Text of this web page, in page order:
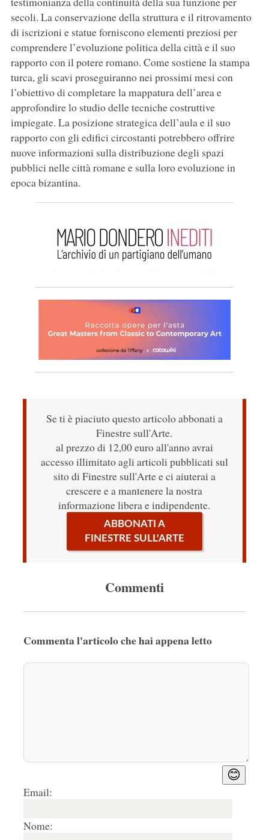
secoli. La conservazione della struttura e il ritrovamento
di iscrizioni e statue forniscono elementi preziosi per
comprendere l’evoluzione politica della città e il suo
rapporto con il potere romano. Come sostiene la stampa
turca, gli scavi proseguiranno nei prossimi mesi con
l’obiettivo di completare la mappatura dell’area e
approfondire lo studio delle tecniche costruttive
impiegate. La posizione strategica dell’aula e il suo
rapporto con gli edifici circostanti potrebbero offrire
nuove informazioni sulla distribuzione degli spazi
pubblici nelle città romane e sulla loro evoluzione in
epoca bizantina.
Se ti è piaciuto questo articolo abbonati a
Finestre sull'Arte.
al prezzo di 12,00 euro all'anno avrai
accesso illimitato agli articoli pubblicati sul
sito di Finestre sull'Arte e ci aiuterai a
crescere e a mantenere la nostra
informazione libera e indipendente.
ABBONATI A
FINESTRE SULL'ARTE
Commenti
Commenta l'articolo che hai appena letto
😊
Email:
Nome: